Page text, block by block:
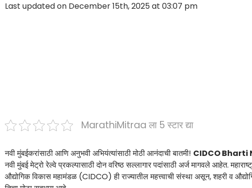
Last updated on December 15th, 2025 at 03:07 pm
MarathiMitraa ला 5 स्टार द्या
नवी मुंबईकरांसाठी आणि अनुभवी अभियंत्यांसाठी मोठी आनंदाची बातमी! CIDCO Bharti
नवी मुंबई मेट्रो रेल्वे प्रकल्पासाठी दोन वरिष्ठ सल्लागार पदांसाठी अर्ज मागवले आहेत.
औद्योगिक विकास महामंडळ (CIDCO) ही राज्यातील महत्त्वाची संस्था असून, शहरी व